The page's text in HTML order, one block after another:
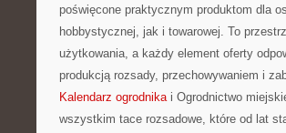
poświęcone praktycznym produktom dla
hobbystycznej, jak i towarowej. To
użytkowania, a każdy element oferty
produkcją rozsady, przechowywaniem i
Kalendarz ogrodnikai Ogrodnictwo
wszystkim tace rozsadowe, które od lat